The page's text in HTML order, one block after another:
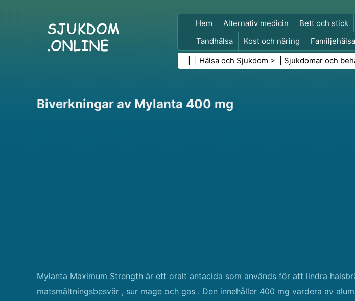
Hem Alternativ medicin Bett och stick
Tandhälsa
Kost och näring Familjehälsa
Folkhälsa och säkerhet
Kirurgi och
Hälsa och Sjukdom > | Sjukdomar och
Biverkningar av Mylanta 400 mg
Mylanta Maximum Strength är ett oralt antacida som används för att lindra
matsmältningsbesvär , sur mage och gas . Den innehåller 400 mg vardera av